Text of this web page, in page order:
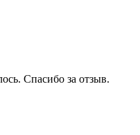
Спасибо за отзыв.